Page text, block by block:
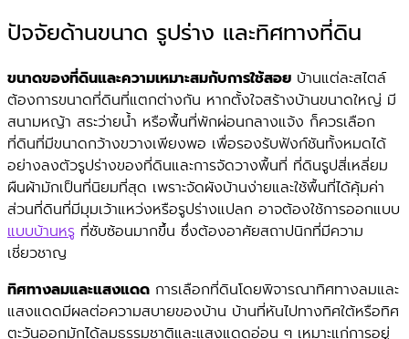
ปัจจัยด้านขนาด รูปร่าง และทิศทางที่ดิน
ขนาดของที่ดินและความเหมาะสมกับการใช้สอย บ้านแต่ละสไตล์
ต้องการขนาดที่ดินที่แตกต่างกัน หากตั้งใจสร้างบ้านขนาดใหญ่ มี
สนามหญ้า สระว่ายน้ำ หรือพื้นที่พักผ่อนกลางแจ้ง ก็ควรเลือก
ที่ดินที่มีขนาดกว้างขวางเพียงพอ เพื่อรองรับฟังก์ชันทั้งหมดได้
อย่างลงตัวรูปร่างของที่ดินและการจัดวางพื้นที่ ที่ดินรูปสี่เหลี่ยม
ผืนผ้ามักเป็นที่นิยมที่สุด เพราะจัดผังบ้านง่ายและใช้พื้นที่ได้คุ้มค่า
ส่วนที่ดินที่มีมุมเว้าแหว่งหรือรูปร่างแปลก อาจต้องใช้การออกแบบ
แบบบ้านหรู ที่ซับซ้อนมากขึ้น ซึ่งต้องอาศัยสถาปนิกที่มีความ
เชี่ยวชาญ
ทิศทางลมและแสงแดด การเลือกที่ดินโดยพิจารณาทิศทางลมและ
แสงแดดมีผลต่อความสบายของบ้าน บ้านที่หันไปทางทิศใต้หรือทิศ
ตะวันออกมักได้ลมธรรมชาติและแสงแดดอ่อน ๆ เหมาะแก่การอยู่